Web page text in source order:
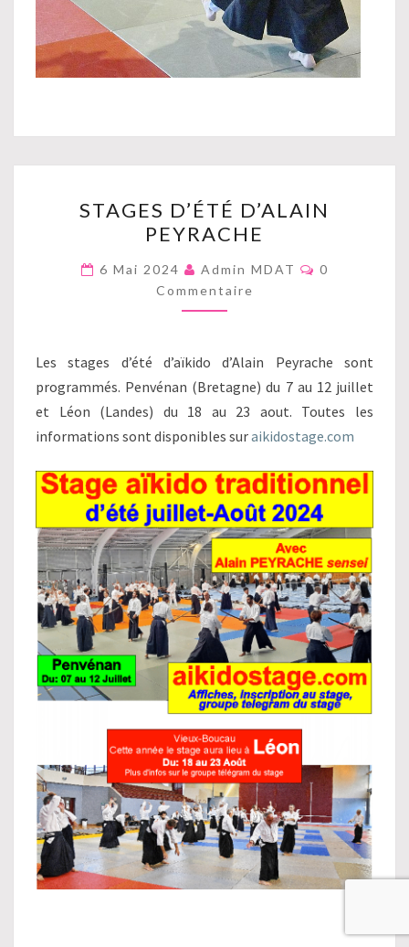
D’ÉTÉ
D’ALAIN
PEYRACHE
STAGES D’ÉTÉ D’ALAIN
PEYRACHE
6 Mai 2024 Admin MDAT
0
Commentaire
Les stages d’été d’aïkido d’Alain Peyrache sont
programmés. Penvénan (Bretagne) du 7 au 12 juillet
et Léon (Landes) du 18 au 23 aout. Toutes les
informations sont disponibles suraikidostage.com